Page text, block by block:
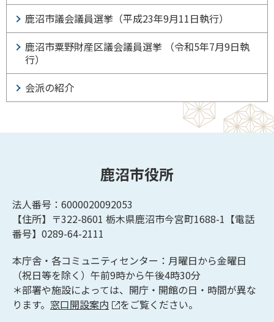
鹿沼市議会議員選挙（平成23年9月11日執行）
鹿沼市粟野財産区議会議員選挙 （令和5年7月9日執
行）
会派の紹介
鹿沼市役所
法人番号：6000020092053
【住所】〒322-8601 栃木県鹿沼市今宮町1688-1【電話
番号】0289-64-2111
本庁舎・各コミュニティセンター：月曜日から金曜日
（祝日等を除く）午前9時から午後4時30分
＊部署や施設によっては、開庁・開館の日・時間が異な
ります。 窓口開設案内 をご覧ください。